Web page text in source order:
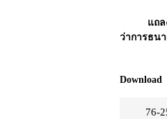
แถ
ว่าการธน
Download
76-